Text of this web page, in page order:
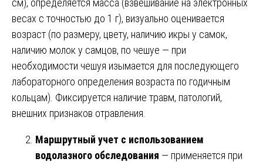
весах с точностью до 1 г), визуально оценивается
возраст (по размеру, цвету, наличию икры у самок,
наличию молок у самцов, по чешуе — при
необходимости чешуя изымается для последующего
лабораторного определения возраста по годичным
кольцам). Фиксируется наличие травм, патологий,
внешних признаков отравления.
Маршрутный учет с использованием
водолазного обследования — применяется при